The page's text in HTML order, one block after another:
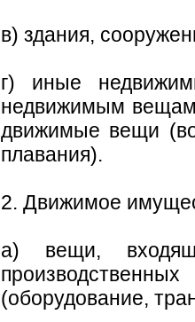
в) здания,
г) иные
недвижимым
движимые вещи
плавания).
2. Движимое
а) вещи,
(оборудование,